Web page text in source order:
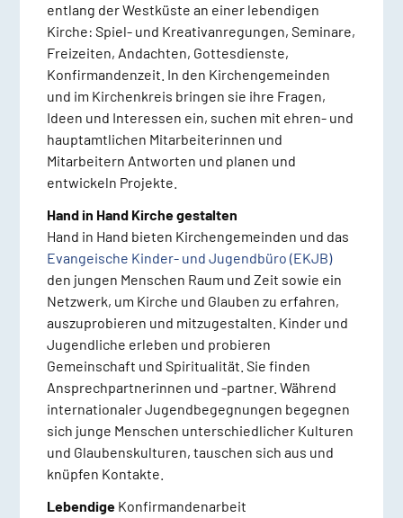
entlang der Westküste an einer lebendigen
Kirche: Spiel- und Kreativanregungen, Seminare,
Freizeiten, Andachten, Gottesdienste,
Konfirmandenzeit. In den Kirchengemeinden
und im Kirchenkreis bringen sie ihre Fragen,
Ideen und Interessen ein, suchen mit ehren- und
hauptamtlichen Mitarbeiterinnen und
Mitarbeitern Antworten und planen und
entwickeln Projekte.
Hand in Hand Kirche gestalten
Hand in Hand bieten Kirchengemeinden und das
Evangeische Kinder- und Jugendbüro (EKJB)
den jungen Menschen Raum und Zeit sowie ein
Netzwerk, um Kirche und Glauben zu erfahren,
auszuprobieren und mitzugestalten. Kinder und
Jugendliche erleben und probieren
Gemeinschaft und Spiritualität. Sie finden
Ansprechpartnerinnen und -partner. Während
internationaler Jugendbegegnungen begegnen
sich junge Menschen unterschiedlicher Kulturen
und Glaubenskulturen, tauschen sich aus und
knüpfen Kontakte.
Lebendige Konfirmandenarbeit